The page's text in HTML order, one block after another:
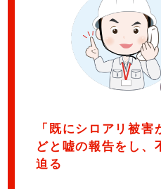
「既にシロアリ被
どと嘘の報告をし、
迫る